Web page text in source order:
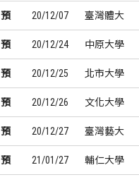
預 20/12/07 臺灣體大
預 20/12/24 中原大學
預 20/12/25 北市大學
預 20/12/26 文化大學
預 20/12/27 臺灣藝大
預 21/01/27 輔仁大學